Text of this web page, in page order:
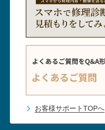
お客様サポートTOPへ